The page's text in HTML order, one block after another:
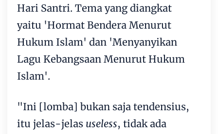
Hari Santri. Tema yang diangkat
yaitu 'Hormat Bendera Menurut
Hukum Islam' dan 'Menyanyikan
Lagu Kebangsaan Menurut Hukum
Islam'.
"Ini [lomba] bukan saja tendensius,
itu jelas-jelas useless, tidak ada